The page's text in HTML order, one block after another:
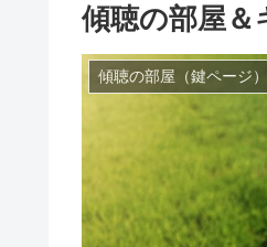
傾聴の部屋＆
傾聴の部屋（鍵ページ）